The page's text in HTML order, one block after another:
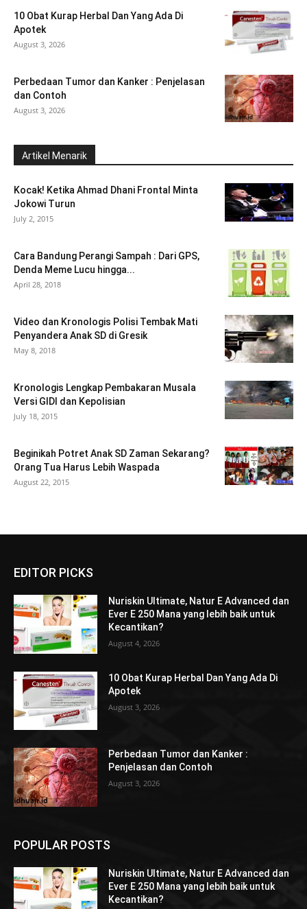
10 Obat Kurap Herbal Dan Yang Ada Di
Apotek
August 3, 2026
Perbedaan Tumor dan Kanker : Penjelasan
dan Contoh
August 3, 2026
Artikel Menarik
Kocak! Ketika Ahmad Dhani Frontal Minta
Jokowi Turun
July 2, 2015
Cara Bandung Perangi Sampah : Dari GPS,
Denda Meme Lucu hingga...
April 28, 2018
Video dan Kronologis Polisi Tembak Mati
Penyandera Anak SD di Gresik
May 8, 2018
Kronologis Lengkap Pembakaran Musala
Versi GIDI dan Kepolisian
July 18, 2015
Beginikah Potret Anak SD Zaman Sekarang?
Orang Tua Harus Lebih Waspada
August 22, 2015
EDITOR PICKS
Nuriskin Ultimate, Natur E Advanced dan
Ever E 250 Mana yang lebih baik untuk
Kecantikan?
August 4, 2026
10 Obat Kurap Herbal Dan Yang Ada Di
Apotek
August 3, 2026
Perbedaan Tumor dan Kanker :
Penjelasan dan Contoh
August 3, 2026
POPULAR POSTS
Nuriskin Ultimate, Natur E Advanced dan
Ever E 250 Mana yang lebih baik untuk
Kecantikan?